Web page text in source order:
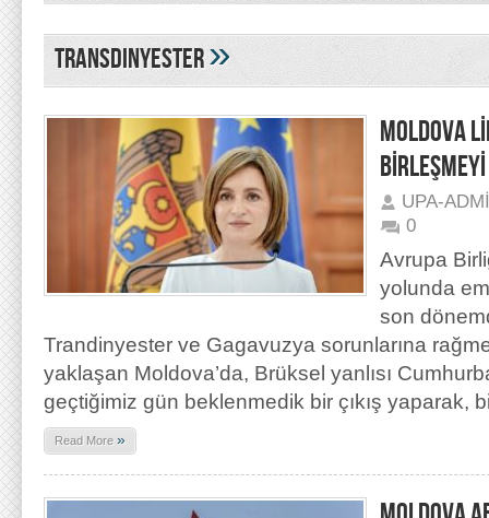
Transdinyester»
MOLDOVA
UPA-
0
Avrupa
yolunda
son
Trandinyester ve Gagavuzya sorunlarına
yaklaşan Moldova’da, Brüksel yanlısı
geçtiğimiz gün beklenmedik bir çıkış yaparak,
Read More »